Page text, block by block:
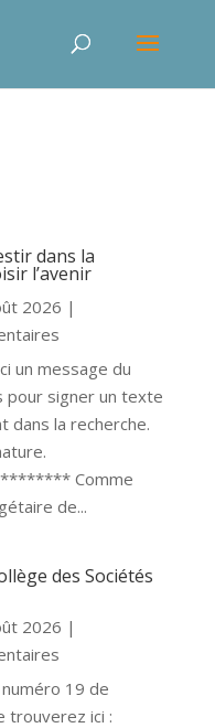
dans la
l’avenir
2026 |
un message du
pour signer un texte
dans la recherche.
Comme
de...
des Sociétés
2026 |
19 de
trouverez ici :